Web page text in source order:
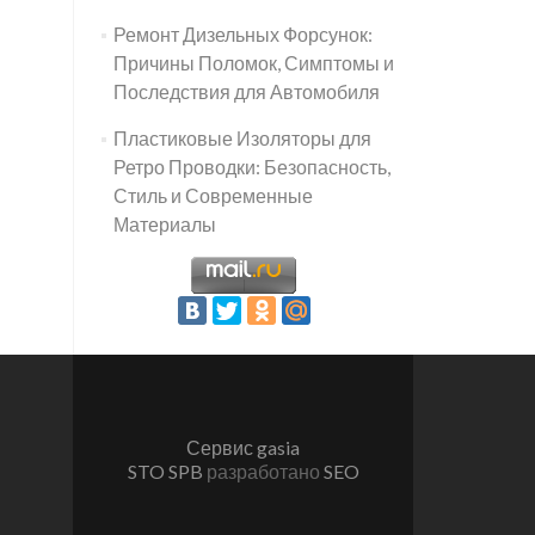
Ремонт Дизельных Форсунок:
Причины Поломок, Симптомы и
Последствия для Автомобиля
Пластиковые Изоляторы для
Ретро Проводки: Безопасность,
Стиль и Современные
Материалы
Сервис gasia
STO SPB разработано SEO